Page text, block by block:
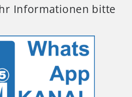
Informationen bitte